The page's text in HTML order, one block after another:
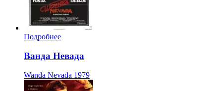
Подробнее
Ванда Невада
Wanda Nevada 1979